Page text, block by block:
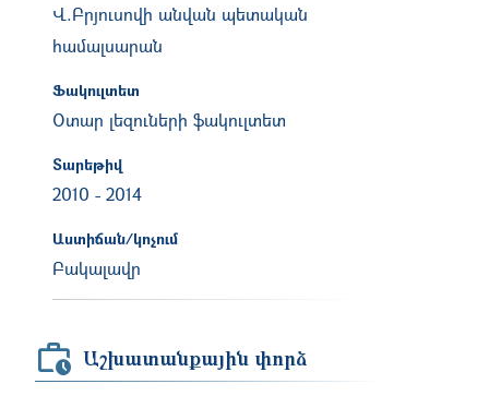
Վ.Բրյուսովի անվան պետական
համալսարան
Ֆակուլտետ
Օտար լեզուների ֆակուլտետ
Տարեթիվ
2010 - 2014
Աստիճան/կոչում
Բակալավր
Աշխատանքային փորձ